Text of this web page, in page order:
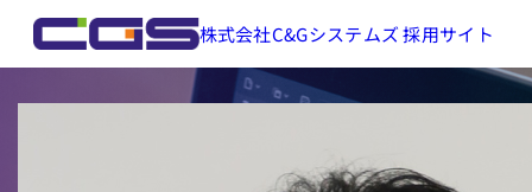
株式会社C&Gシステムズ 採用サイト